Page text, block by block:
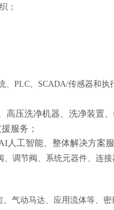
；
、 PLC、 SCADA/传感器和执
高压洗净机器、洗净装置
服务；
人工智能、 整体解决方案
调节阀、系统元器件、连接
气动马达、应用流体等、密